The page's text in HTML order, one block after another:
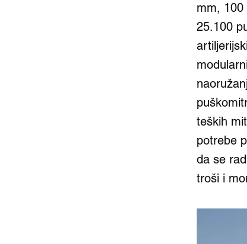
mm, 100
25.100
teških
potrebe
da se
troši i